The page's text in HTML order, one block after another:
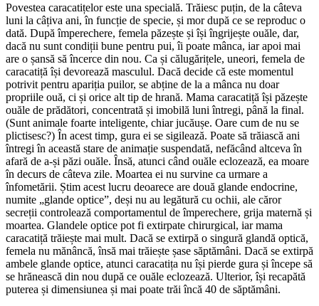
Povestea caracatițelor este una specială. Trăiesc puțin, de la câteva
luni la câțiva ani, în funcție de specie, și mor după ce se reproduc o
dată. După împerechere, femela păzește și își îngrijește ouăle, dar,
dacă nu sunt condiții bune pentru pui, îi poate mânca, iar apoi mai
are o șansă să încerce din nou. Ca și călugărițele, uneori, femela de
caracatiță își devorează masculul. Dacă decide că este momentul
potrivit pentru apariția puilor, se abține de la a mânca nu doar
propriile ouă, ci și orice alt tip de hrană. Mama caracatiță își păzește
ouăle de prădători, concentrată și imobilă luni întregi, până la final.
(Sunt animale foarte inteligente, chiar jucăușe. Oare cum de nu se
plictisesc?) În acest timp, gura ei se sigilează. Poate să trăiască ani
întregi în această stare de animație suspendată, nefăcând altceva în
afară de a-și păzi ouăle. Însă, atunci când ouăle eclozează, ea moare
în decurs de câteva zile. Moartea ei nu survine ca urmare a
înfometării. Știm acest lucru deoarece are două glande endocrine,
numite „glande optice”, deși nu au legătură cu ochii, ale căror
secreții controlează comportamentul de împerechere, grija maternă și
moartea. Glandele optice pot fi extirpate chirurgical, iar mama
caracatiță trăiește mai mult. Dacă se extirpă o singură glandă optică,
femela nu mănâncă, însă mai trăiește șase săptămâni. Dacă se extirpă
ambele glande optice, atunci caracatița nu își pierde gura și începe să
se hrănească din nou după ce ouăle eclozează. Ulterior, își recapătă
puterea și dimensiunea și mai poate trăi încă 40 de săptămâni.